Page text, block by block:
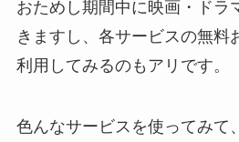
おためし期間中に映画・ドラ
きますし、各サービスの無料
利用してみるのもアリです。
色んなサービスを使ってみて